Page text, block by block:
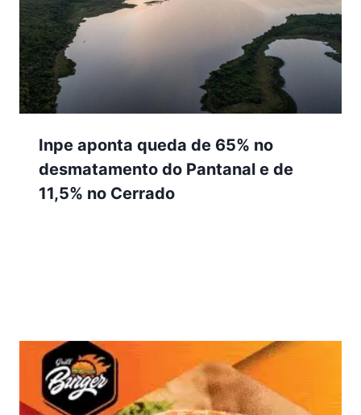
Inpe aponta queda de 65% no
desmatamento do Pantanal e de
11,5% no Cerrado